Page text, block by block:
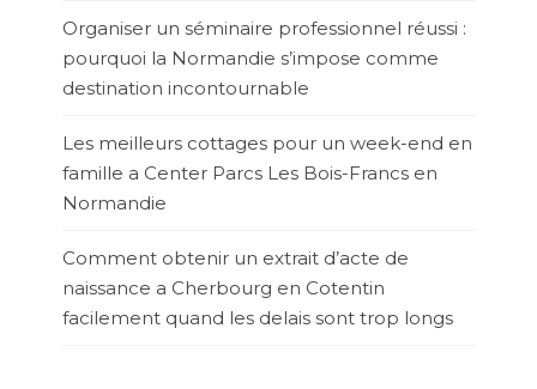
Organiser un séminaire professionnel réussi :
pourquoi la Normandie s’impose comme
destination incontournable
Les meilleurs cottages pour un week-end en
famille a Center Parcs Les Bois-Francs en
Normandie
Comment obtenir un extrait d’acte de
naissance a Cherbourg en Cotentin
facilement quand les delais sont trop longs